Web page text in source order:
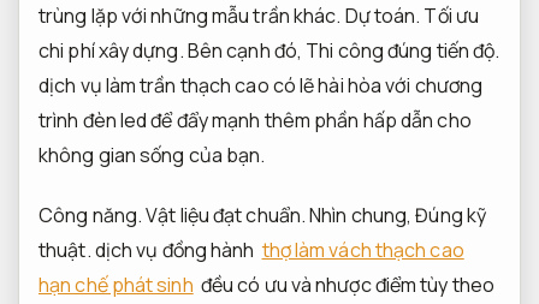
trùng lặp với những mẫu trần khác. Dự toán. Tối ưu
chi phí xây dựng.Bên cạnh đó, Thi công đúng tiến độ.
dịch vụ làm trần thạch cao có lẽ hài hòa với chương
trình đèn led để đẩy mạnh thêm phần hấp dẫn cho
không gian sống của bạn.
Công năng.Vật liệu đạt chuẩn.Nhìn chung,Đúng kỹ
thuật.dịch vụ đồng hành thợ làm vách thạch cao
hạn chế phát sinh đều có ưu và nhược điểm tùy theo